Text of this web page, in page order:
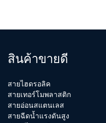
สินค้าขายดี
สายไฮดรอลิค
สายเทอร์โมพลาสติก
สายอ่อนสแตนเลส
สายฉีดน้ำแรงดันสูง